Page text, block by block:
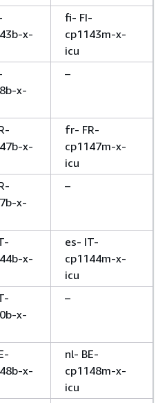
x-
fi- FI-
cp1143m-x-
icu
x-
–
x-
fr- FR-
cp1147m-x-
icu
x-
–
x-
es- IT-
cp1144m-x-
icu
x-
–
x-
nl- BE-
cp1148m-x-
icu